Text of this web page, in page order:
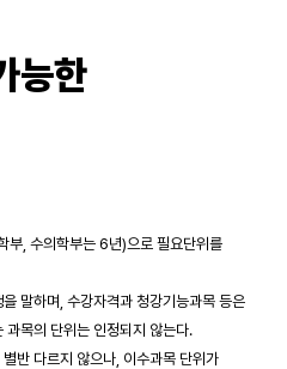
능한
부, 수의학부는 6년)으로 필요단위를
말하며, 수강자격과 청강기능과목 등은
과목의 단위는 인정되지 않는다.
반 다르지 않으나, 이수과목 단위가